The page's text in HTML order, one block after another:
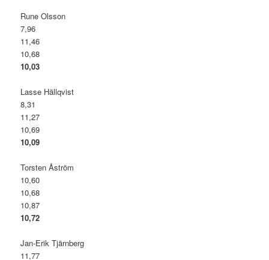
Rune Olsson
7,96
11,46
10,68
10,03
Lasse Hällqvist
8,31
11,27
10,69
10,09
Torsten Åström
10,60
10,68
10,87
10,72
Jan-Erik Tjärnberg
11,77